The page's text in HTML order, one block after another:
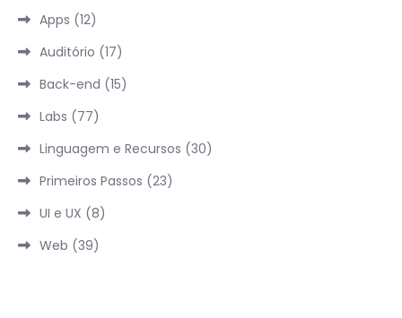
Apps (12)
Auditório (17)
Back-end (15)
Labs (77)
Linguagem e Recursos (30)
Primeiros Passos (23)
UI e UX (8)
Web (39)